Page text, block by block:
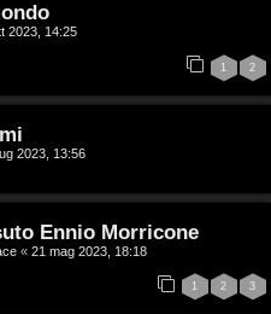
2023, 14:25
1 2
2023, 13:56
Ennio Morricone
« 21 mag 2023, 18:18
1 2 3